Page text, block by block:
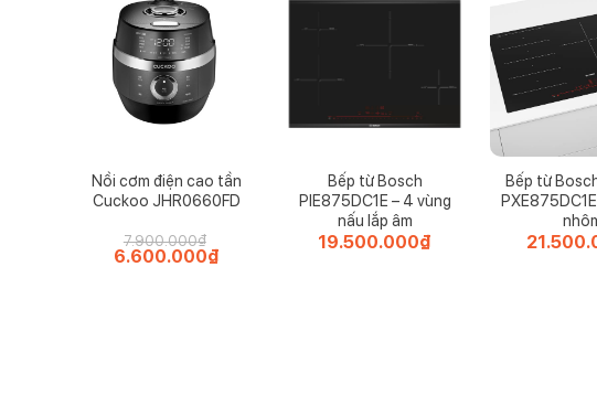
Nồi cơm điện cao tần
Cuckoo JHR0660FD
7.900.000₫
Giá
6.600.000₫
Bếp từ Bosch
PIE875DC1E – 4 vùng
nấu lắp âm
19.500.000₫
Bếp từ